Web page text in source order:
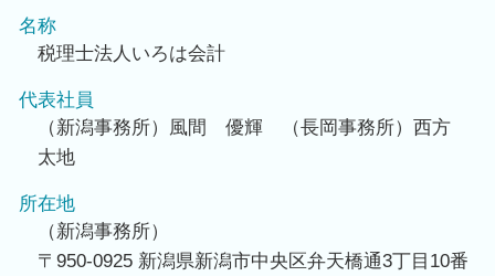
名称
税理士法人いろは会計
代表社員
（新潟事務所）風間 優輝 （長岡事務所）西方
太地
所在地
（新潟事務所）
〒950-0925 新潟県新潟市中央区弁天橋通3丁目10番